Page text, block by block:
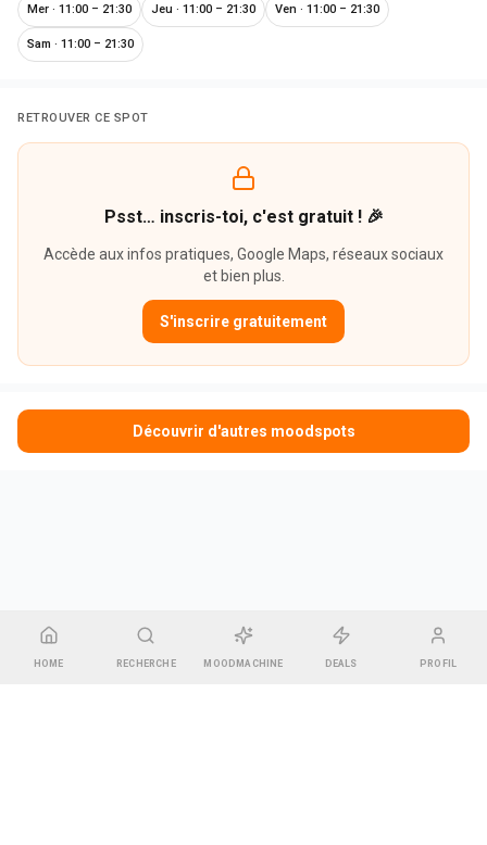
HOME RECHERCHE MOODMACHINE DEALS PROFIL
Mer · 11:00 – 21:30 Jeu · 11:00 – 21:30 Ven · 11:00 – 21:30
Sam · 11:00 – 21:30
RETROUVER CE SPOT
Psst… inscris-toi, c'est gratuit ! 🎉
Accède aux infos pratiques, Google Maps, réseaux sociaux
et bien plus.
S'inscrire gratuitement
Découvrir d'autres moodspots